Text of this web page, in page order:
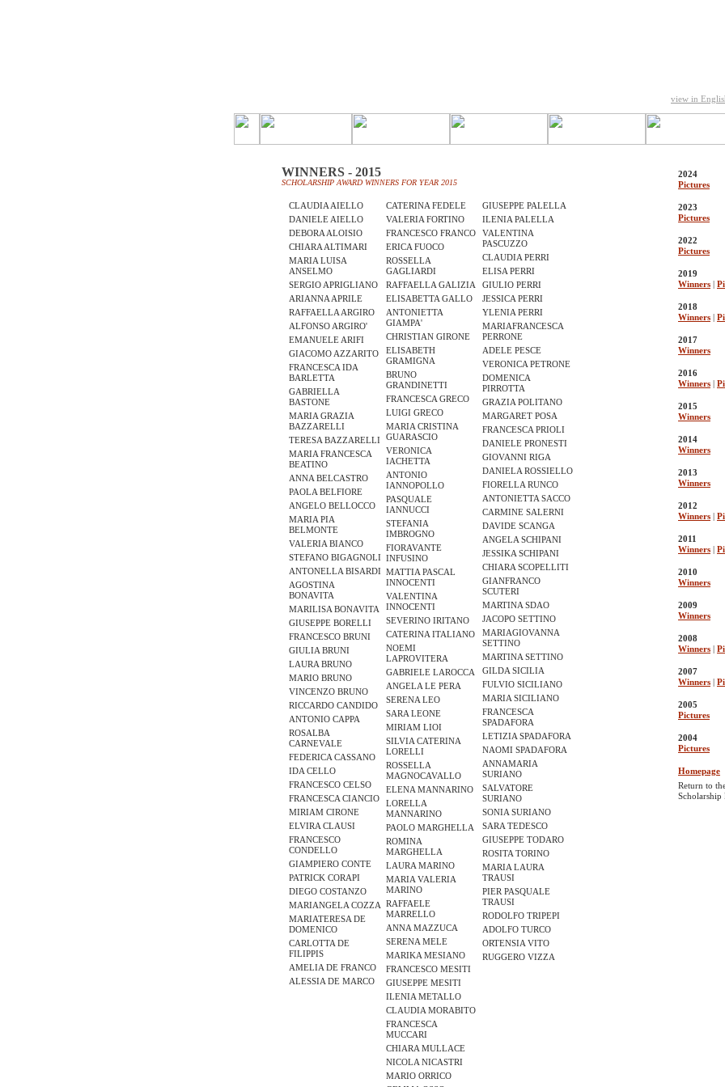
view in
WINNERS - 2015
SCHOLARSHIP AWARD WINNERS FOR YEAR 2015
CLAUDIA AIELLO
DANIELE AIELLO
DEBORA ALOISIO
CHIARA ALTIMARI
MARIA LUISA
ANSELMO
SERGIO APRIGLIANO
ARIANNA APRILE
RAFFAELLA ARGIRO
ALFONSO ARGIRO'
EMANUELE ARIFI
GIACOMO AZZARITO
FRANCESCA IDA
BARLETTA
GABRIELLA
BASTONE
MARIA GRAZIA
BAZZARELLI
TERESA BAZZARELLI
MARIA FRANCESCA
BEATINO
ANNA BELCASTRO
PAOLA BELFIORE
ANGELO BELLOCCO
MARIA PIA
BELMONTE
VALERIA BIANCO
STEFANO BIGAGNOLI
ANTONELLA BISARDI
AGOSTINA
BONAVITA
MARILISA BONAVITA
GIUSEPPE BORELLI
FRANCESCO BRUNI
GIULIA BRUNI
LAURA BRUNO
MARIO BRUNO
VINCENZO BRUNO
RICCARDO CANDIDO
ANTONIO CAPPA
ROSALBA
CARNEVALE
FEDERICA CASSANO
IDA CELLO
FRANCESCO CELSO
FRANCESCA CIANCIO
MIRIAM CIRONE
ELVIRA CLAUSI
FRANCESCO
CONDELLO
GIAMPIERO CONTE
PATRICK CORAPI
DIEGO COSTANZO
MARIANGELA COZZA
MARIATERESA DE
DOMENICO
CARLOTTA DE
FILIPPIS
AMELIA DE FRANCO
ALESSIA DE MARCO
CATERINA FEDELE
VALERIA FORTINO
FRANCESCO FRANCO
ERICA FUOCO
ROSSELLA
GAGLIARDI
RAFFAELLA GALIZIA
ELISABETTA GALLO
ANTONIETTA
GIAMPA'
CHRISTIAN GIRONE
ELISABETH
GRAMIGNA
BRUNO
GRANDINETTI
FRANCESCA GRECO
LUIGI GRECO
MARIA CRISTINA
GUARASCIO
VERONICA
IACHETTA
ANTONIO
IANNOPOLLO
PASQUALE
IANNUCCI
STEFANIA
IMBROGNO
FIORAVANTE
INFUSINO
MATTIA PASCAL
INNOCENTI
VALENTINA
INNOCENTI
SEVERINO IRITANO
CATERINA ITALIANO
NOEMI
LAPROVITERA
GABRIELE LAROCCA
ANGELA LE PERA
SERENA LEO
SARA LEONE
MIRIAM LIOI
SILVIA CATERINA
LORELLI
ROSSELLA
MAGNOCAVALLO
ELENA MANNARINO
LORELLA
MANNARINO
PAOLO MARGHELLA
ROMINA
MARGHELLA
LAURA MARINO
MARIA VALERIA
MARINO
RAFFAELE
MARRELLO
ANNA MAZZUCA
SERENA MELE
MARIKA MESIANO
FRANCESCO MESITI
GIUSEPPE MESITI
ILENIA METALLO
CLAUDIA MORABITO
FRANCESCA
MUCCARI
CHIARA MULLACE
NICOLA NICASTRI
MARIO ORRICO
GIUSEPPE PALELLA
ILENIA PALELLA
VALENTINA
PASCUZZO
CLAUDIA PERRI
ELISA PERRI
GIULIO PERRI
JESSICA PERRI
YLENIA PERRI
MARIAFRANCESCA
PERRONE
ADELE PESCE
VERONICA PETRONE
DOMENICA
PIRROTTA
GRAZIA POLITANO
MARGARET POSA
FRANCESCA PRIOLI
DANIELE PRONESTI
GIOVANNI RIGA
DANIELA ROSSIELLO
FIORELLA RUNCO
ANTONIETTA SACCO
CARMINE SALERNI
DAVIDE SCANGA
ANGELA SCHIPANI
JESSIKA SCHIPANI
CHIARA SCOPELLITI
GIANFRANCO
SCUTERI
MARTINA SDAO
JACOPO SETTINO
MARIAGIOVANNA
SETTINO
MARTINA SETTINO
GILDA SICILIA
FULVIO SICILIANO
MARIA SICILIANO
FRANCESCA
SPADAFORA
LETIZIA SPADAFORA
NAOMI SPADAFORA
ANNAMARIA
SURIANO
SALVATORE
SURIANO
SONIA SURIANO
SARA TEDESCO
GIUSEPPE TODARO
ROSITA TORINO
MARIA LAURA
TRAUSI
PIER PASQUALE
TRAUSI
RODOLFO TRIPEPI
ADOLFO TURCO
ORTENSIA VITO
RUGGERO VIZZA
2024
Pictures
2023
Pictures
2022
Pictures
2019
Winners |
2018
Winners |
2017
Winners
2016
Winners |
2015
Winners
2014
Winners
2013
Winners
2012
Winners |
2011
Winners |
2010
Winners
2009
Winners
2008
Winners |
2007
Winners |
2005
Pictures
2004
Pictures
Homepage
Return to
Scholarship